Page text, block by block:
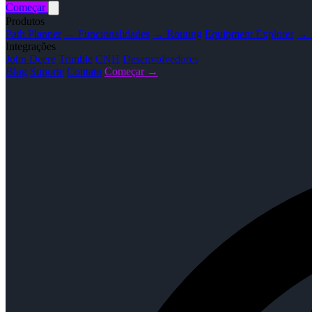
Começar
Produtos
Path Planner → Funcionalidades → Routing Equipment Explorer →
Integrações
John Deere Trimble CNH Desenvolvedores
Blog Suporte Contato Começar →